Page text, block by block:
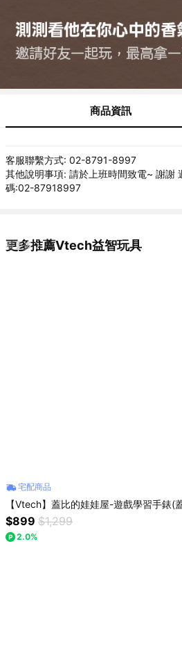
商品資訊
客服聯繫方式: 02-8791-8997
其他說明事項: 請於上班時間致電~ 謝
碼:02-87918997
更多推薦Vtech益智玩具
看更多
宅配商品
【Vtech】蓋比的娃娃屋-遊戲學習手錶(
$899 $1,299
2.0%